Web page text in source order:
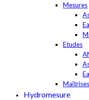
Mesures
Etudes
Hydromesure